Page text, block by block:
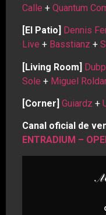
Calle + Quantum
[El Patio] Dennis
Live + Basstianz +
[Living Room]
Sole + Miguel
[Corner] Guiardz +
Canal oficial de
ENTRADIUM –